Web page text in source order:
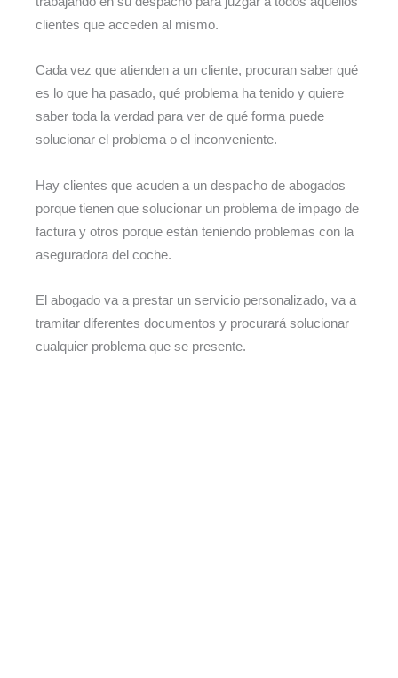
clientes que acceden al mismo.
Cada vez que atienden a un cliente, procuran saber qué
es lo que ha pasado, qué problema ha tenido y quiere
saber toda la verdad para ver de qué forma puede
solucionar el problema o el inconveniente.
Hay clientes que acuden a un despacho de abogados
porque tienen que solucionar un problema de impago de
factura y otros porque están teniendo problemas con la
aseguradora del coche.
El abogado va a prestar un servicio personalizado, va a
tramitar diferentes documentos y procurará solucionar
cualquier problema que se presente.